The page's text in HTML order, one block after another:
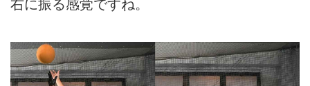
右に振る感覚ですね。